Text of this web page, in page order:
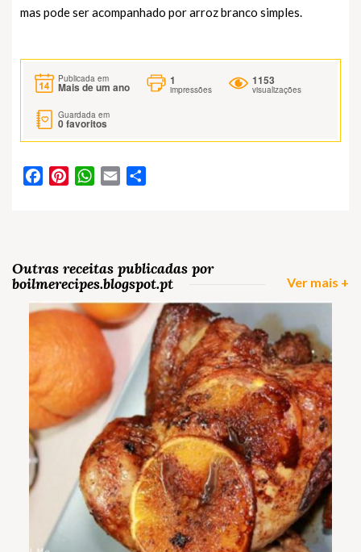
mas pode ser acompanhado por arroz branco simples.
Publicada em
Mais de um ano
1
impressões
1153
visualizações
Guardada em
0favoritos
FacebookPinterestWhatsApp
Email
Outras receitas publicadas por
boilmerecipes.blogspot.pt
Ver mais +